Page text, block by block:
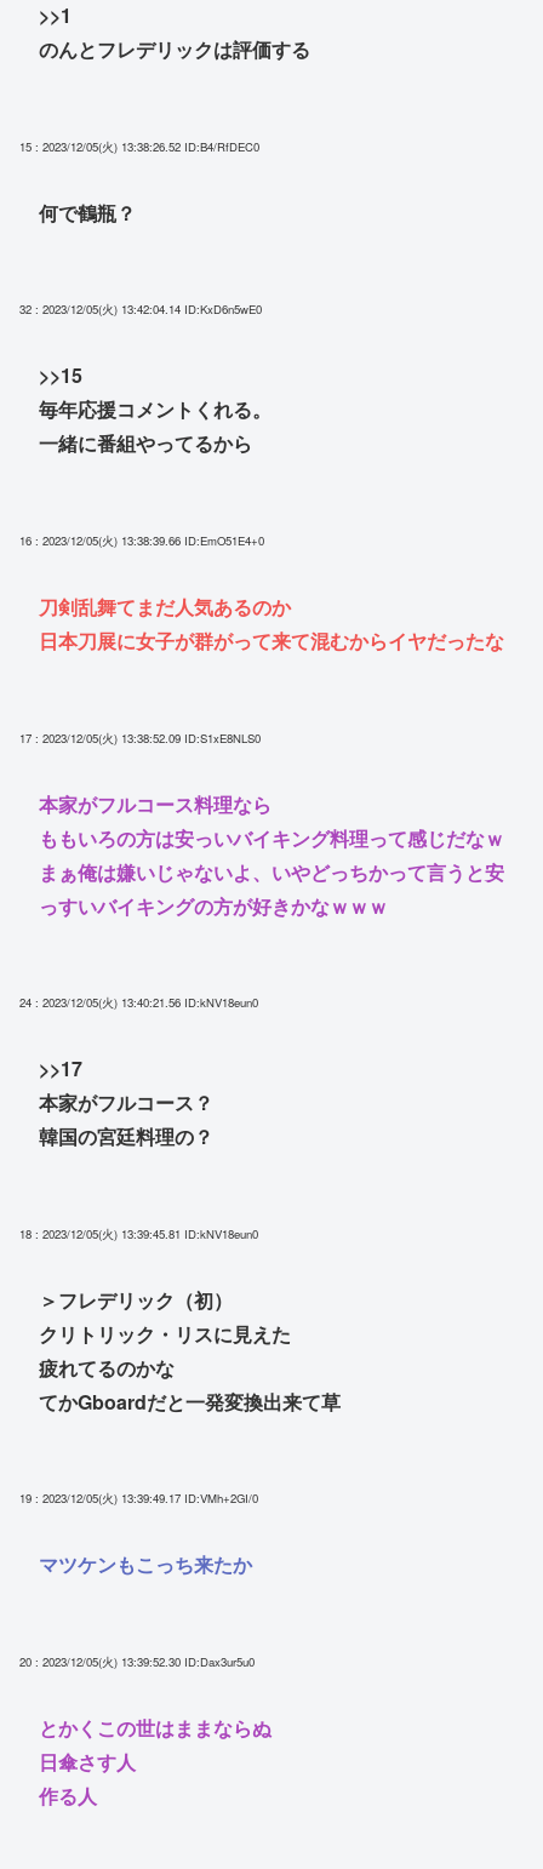
>>1
のんとフレデリックは評価する
15 : 2023/12/05(火) 13:38:26.52 ID:B4/RfDEC0
何で鶴瓶？
32 : 2023/12/05(火) 13:42:04.14 ID:KxD6n5wE0
>>15
毎年応援コメントくれる。
一緒に番組やってるから
16 : 2023/12/05(火) 13:38:39.66 ID:EmO51E4+0
刀剣乱舞てまだ人気あるのか
日本刀展に女子が群がって来て混むからイヤだったな
17 : 2023/12/05(火) 13:38:52.09 ID:S1xE8NLS0
本家がフルコース料理なら
ももいろの方は安っいバイキング料理って感じだなｗ
まぁ俺は嫌いじゃないよ、いやどっちかって言うと安
っすいバイキングの方が好きかなｗｗｗ
24 : 2023/12/05(火) 13:40:21.56 ID:kNV18eun0
>>17
本家がフルコース？
韓国の宮廷料理の？
18 : 2023/12/05(火) 13:39:45.81 ID:kNV18eun0
＞フレデリック（初）
クリトリック・リスに見えた
疲れてるのかな
てかGboardだと一発変換出来て草
19 : 2023/12/05(火) 13:39:49.17 ID:VMh+2GI/0
マツケンもこっち来たか
20 : 2023/12/05(火) 13:39:52.30 ID:Dax3ur5u0
とかくこの世はままならぬ
日傘さす人
作る人